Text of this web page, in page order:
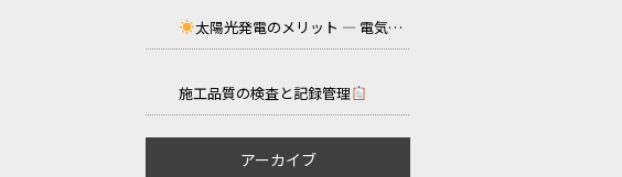
太陽光発電のメリット ― 電気代削減と環境への貢献 ―
施工品質の検査と記録管理
アーカイブ